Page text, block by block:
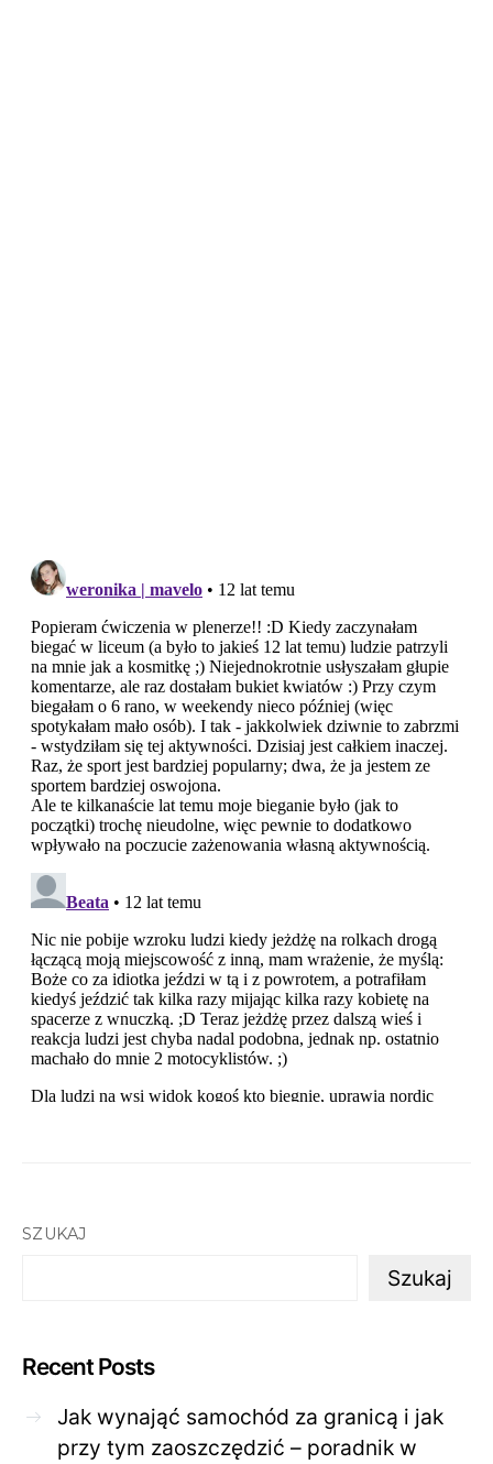
SZUKAJ
Szukaj
Recent Posts
Jak wynająć samochód za granicą i jak
przy tym zaoszczędzić – poradnik w